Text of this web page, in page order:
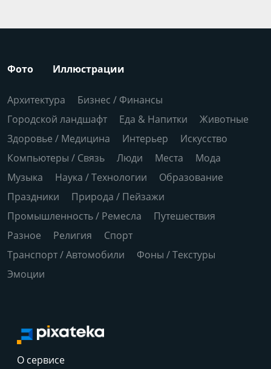
Фото Иллюстрации
Архитектура
Бизнес / Финансы
Городской ландшафт
Еда & Напитки
Животные
Здоровье / Медицина
Интерьер
Искусство
Компьютеры / Связь
Люди Места
Мода
Музыка
Наука / Технологии
Образование
Праздники
Природа / Пейзажи
Промышленность / Ремесла
Путешествия
Разное
Религия
Спорт
Транспорт / Автомобили
Фоны / Текстуры
Эмоции
О сервисе